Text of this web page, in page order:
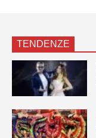
TENDENZE